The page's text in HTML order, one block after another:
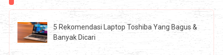
5 Rekomendasi Laptop Toshiba Yang Bagus &
Banyak Dicari